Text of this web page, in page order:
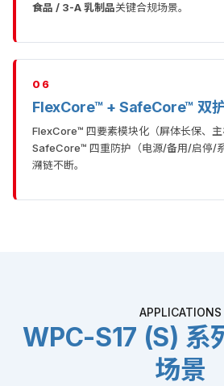
食品 / 3-A 乳制品关键合规场景。
06
FlexCore™ + SafeCore™ 双
FlexCore™ 四要素模块化（屏体长保、
SafeCore™ 四重防护（电源/备用/启停/
溯链不断。
APPLICATIONS
WPC-S17 (S) 系
场景